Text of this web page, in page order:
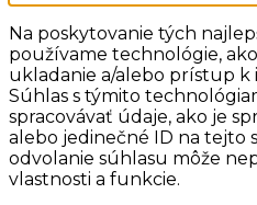
Na poskytovanie tých
používame technológie,
ukladanie a/alebo prístup k
Súhlas s týmito
spracovávať údaje, ako je
alebo jedinečné ID na tejto
odvolanie súhlasu môže
vlastnosti a funkcie.